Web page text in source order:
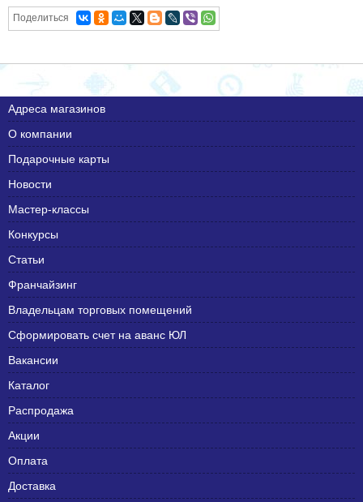
Поделиться
Адреса магазинов
О компании
Подарочные карты
Новости
Мастер-классы
Конкурсы
Статьи
Франчайзинг
Владельцам торговых помещений
Сформировать счет на аванс ЮЛ
Вакансии
Каталог
Распродажа
Акции
Оплата
Доставка